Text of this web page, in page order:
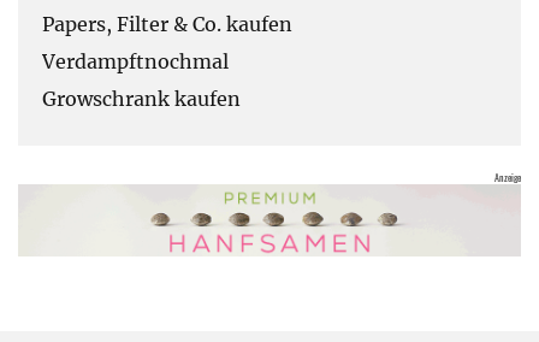
Papers, Filter & Co. kaufen
Verdampftnochmal
Growschrank kaufen